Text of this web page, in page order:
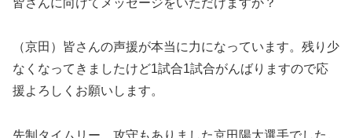
（京田）皆さんの声援が本当に力になっています。残り少
なくなってきましたけど1試合1試合がんばりますので応
援よろしくお願いします。